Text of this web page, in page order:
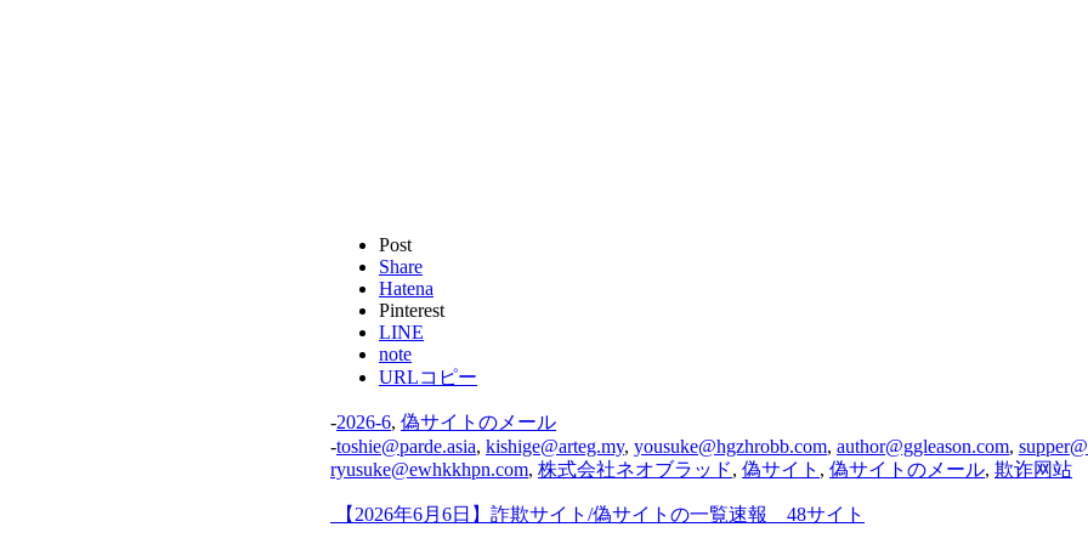
Post
Share
Hatena
Pinterest
LINE
note
URLコピー
-2026-6, 偽サイトのメール
-toshie@parde.asia, kishige@arteg.my, yousuke@hgzhrobb.com, author@ggleason.com,
ryusuke@ewhkkhpn.com, 株式会社ネオブラッド, 偽サイト , 偽サイトのメール, 欺诈网站
【2026年6月6日】詐欺サイト/偽サイトの一覧速報 48サイト